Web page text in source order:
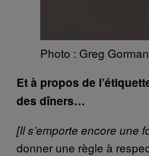
Photo : Greg
Et à propos de
des dîners…
[Il s’emporte encore une
donner une règle à